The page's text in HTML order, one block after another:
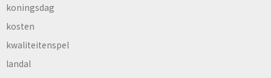
koningsdag
kosten
kwaliteitenspel
landal